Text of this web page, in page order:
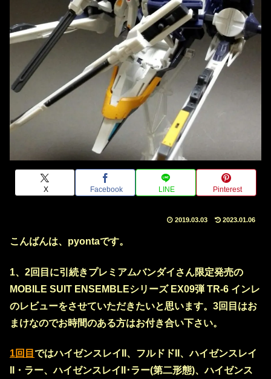
X Facebook LINE Pinterest
2019.03.03 2023.01.06
こんばんは、pyontaです。
1、2回目に引続きプレミアムバンダイさん限定発売の
MOBILE SUIT ENSEMBLEシリーズ EX09弾 TR-6 インレ
のレビューをさせていただきたいと思います。3回目はお
まけなのでお時間のある方はお付き合い下さい。
1回目 ではハイゼンスレイII、フルドドII、ハイゼンスレイ
II・ラー、ハイゼンスレイII･ラー(第二形態)、ハイゼンス